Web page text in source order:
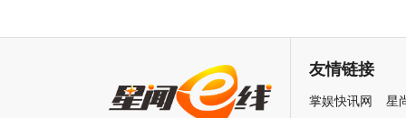
友情链接
掌娱快讯网
星